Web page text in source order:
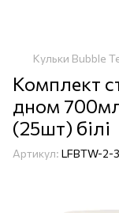
Кульки Bubble
Комплект
дном
(25шт) білі
Артикул: LFBTW-2-